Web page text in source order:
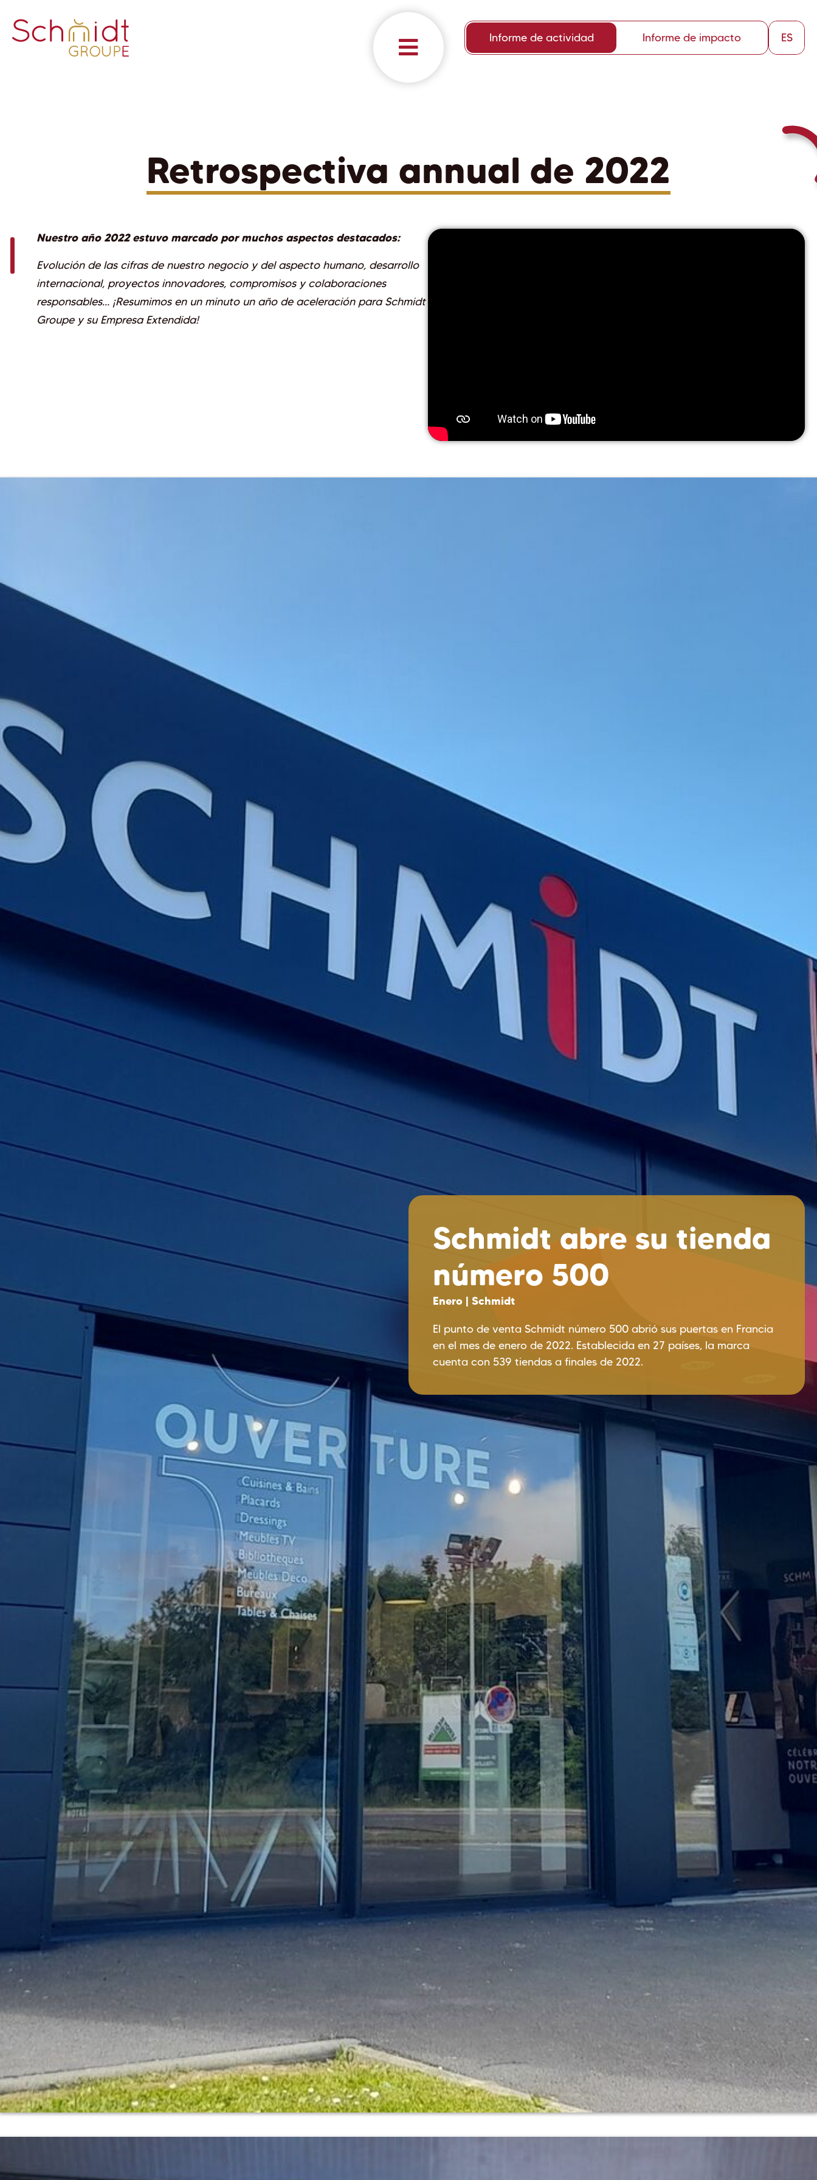
Informe de actividad Informe de impacto ES
Retrospectiva annual de 2022
Nuestro año 2022 estuvo marcado por muchos aspectos destacados:
Evolución de las cifras de nuestro negocio y del aspecto humano, desarrollo
internacional, proyectos innovadores, compromisos y colaboraciones
responsables… ¡Resumimos en un minuto un año de aceleración para Schmidt
Groupe y su Empresa Extendida!
Schmidt abre su tienda
número 500
Enero | Schmidt
El punto de venta Schmidt número 500 abrió sus puertas en Francia
en el mes de enero de 2022. Establecida en 27 países, la marca
cuenta con 539 tiendas a finales de 2022.